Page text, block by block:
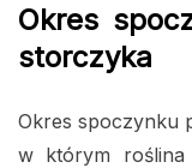
Okres
storczyka
Okres spoczynku
w którym roślina